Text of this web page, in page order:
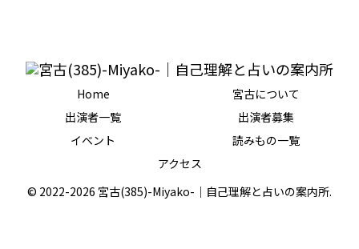
Home
宮古について
出演者一覧
出演者募集
イベント
読みもの一覧
アクセス
© 2022-2026 宮古(385)-Miyako-｜自己理解と占いの案内所.